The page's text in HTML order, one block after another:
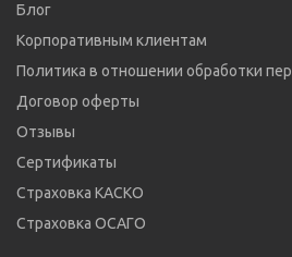
Блог
Корпоративным клиентам
Политика в отношении обработки
Договор оферты
Отзывы
Сертификаты
Страховка КАСКО
Страховка ОСАГО